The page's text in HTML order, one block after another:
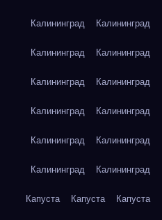
Калининград Калининград
Калининград Калининград
Калининград Калининград
Калининград Калининград
Калининград Калининград
Калининград Калининград
Капуста Капуста Капуста